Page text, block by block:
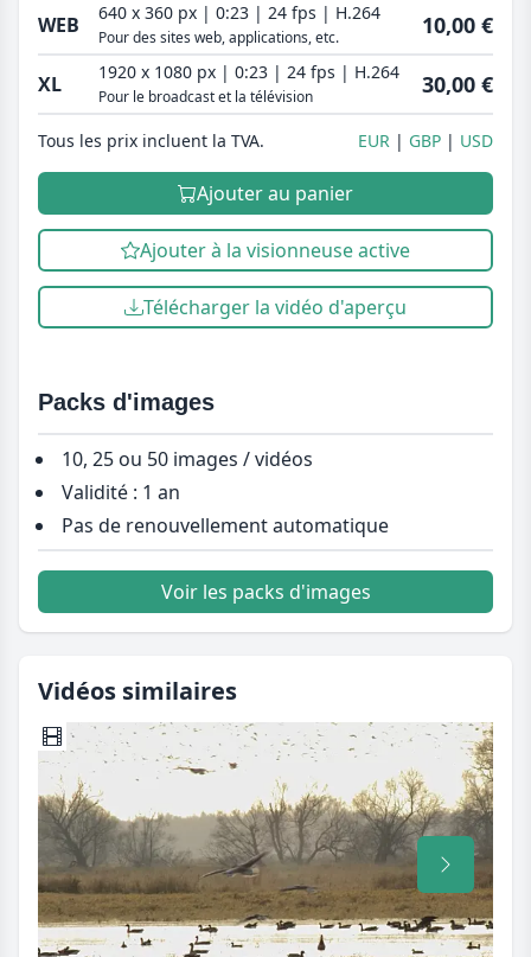
WEB 640 x 360 px | 0:23 | 24 fps | H.264
Pour des sites web, applications, etc. 10,00 €
XL 1920 x 1080 px | 0:23 | 24 fps | H.264
Pour le broadcast et la télévision 30,00 €
Tous les prix incluent la TVA. EUR GBP USD
Ajouter au panier
Ajouter à la visionneuse active
Télécharger la vidéo d'aperçu
Packs d'images
10, 25 ou 50 images / vidéos
Validité : 1 an
Pas de renouvellement automatique
Voir les packs d'images
Vidéos similaires